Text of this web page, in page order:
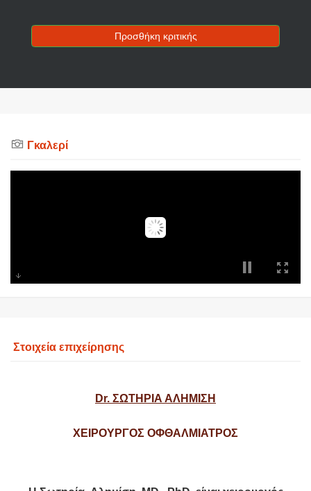
Προσθήκη κριτικής
Γκαλερί
Στοιχεία επιχείρησης
Dr. ΣΩΤΗΡΙΑ ΑΛΗΜΙΣΗ
ΧΕΙΡΟΥΡΓΟΣ ΟΦΘΑΛΜΙΑΤΡΟΣ